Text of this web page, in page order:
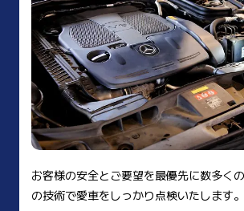
お客様の安全とご要望を最優先に数多く
の技術で愛車をしっかり点検いたします。